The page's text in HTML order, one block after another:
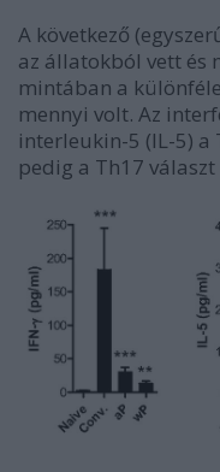
A következő
az állatokból vett és
mintában a
mennyi volt. Az
interleukin-5 (IL-5) a
pedig a Th17